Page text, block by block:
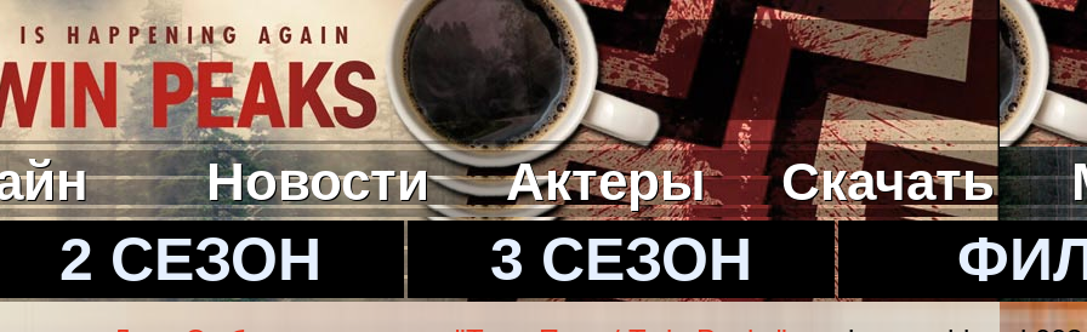
Новости Актеры Скачать
2 СЕЗОН 3 СЕЗОН